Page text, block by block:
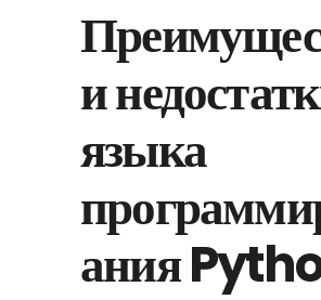
и
языка
ания